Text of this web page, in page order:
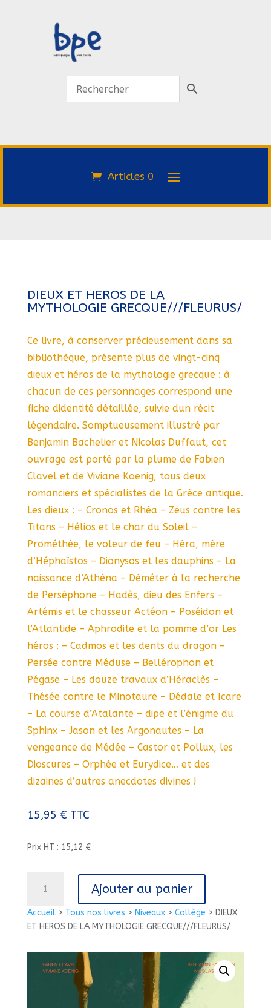
Articles 0
Accueil> Tous nos livres > Niveaux> Collège > DIEUX
ET HEROS DE LA MYTHOLOGIE GRECQUE///FLEURUS/
DIEUX ET HEROS DE LA
MYTHOLOGIE GRECQUE///FLEURUS/
Ce livre, à conserver précieusement dans sa
bibliothèque, présente plus de vingt-cinq
dieux et héros de la mythologie grecque : à
chacun de ces personnages correspond une
fiche didentité détaillée, suivie dun récit
légendaire. Somptueusement illustré par
Benjamin Bachelier et Nicolas Duffaut, cet
ouvrage est porté par la plume de Fabien
Clavel et de Viviane Koenig, tous deux
romanciers et spécialistes de la Grèce antique.
Les dieux : – Cronos et Rhéa – Zeus contre les
Titans – Hélios et le char du Soleil –
Prométhée, le voleur de feu – Héra, mère
d’Héphaïstos – Dionysos et les dauphins – La
naissance d’Athéna – Déméter à la recherche
de Perséphone – Hadès, dieu des Enfers –
Artémis et le chasseur Actéon – Poséidon et
l’Atlantide – Aphrodite et la pomme d’or Les
héros : – Cadmos et les dents du dragon –
Persée contre Méduse – Bellérophon et
Pégase – Les douze travaux d’Héraclès –
Thésée contre le Minotaure – Dédale et Icare
– La course d’Atalante – dipe et l’énigme du
Sphinx – Jason et les Argonautes – La
vengeance de Médée – Castor et Pollux, les
Dioscures – Orphée et Eurydice… et des
dizaines d’autres anecdotes divines !
15,95 € TTC
Prix HT : 15,12 €
DIEUX
ET
MYTHOLOGIE
GRECQUE///FLEURUS/
Ajouter au panier